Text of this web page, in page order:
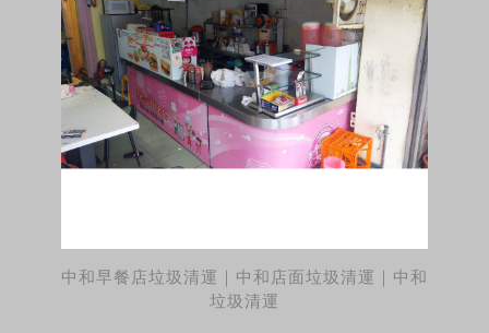
中和早餐店垃圾清運｜中和店面垃圾清運｜中和
垃圾清運